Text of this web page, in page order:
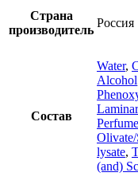
Страна
производитель
Россия
Состав
Water,
Alcohol
Perfume
Olivate/
lysate,
(and)